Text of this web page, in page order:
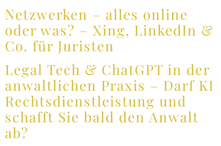
Netzwerken – alles online
oder was? – Xing, LinkedIn &
Co. für Juristen
Legal Tech & ChatGPT in der
anwaltlichen Praxis – Darf KI
Rechtsdienstleistung und
schafft Sie bald den Anwalt
ab?